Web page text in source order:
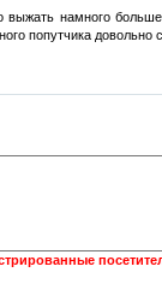
намного
попутчика